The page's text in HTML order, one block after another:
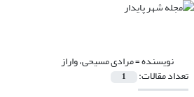
نویسنده =مرادی مسیحی، واراز
تعداد مقالات: 1